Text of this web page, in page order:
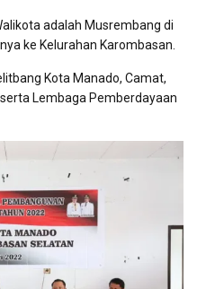
adalah Musrembang di
ke Kelurahan Karombasan.
Kota Manado, Camat,
Lembaga Pemberdayaan